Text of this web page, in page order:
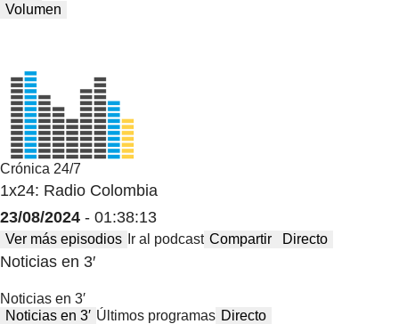
Volumen
Crónica 24/7
1x24: Radio Colombia
23/08/2024 - 01:38:13
Ver más episodios Ir al podcast Compartir Directo
Noticias en 3′
Noticias en 3′
Noticias en 3′ Últimos programas Directo